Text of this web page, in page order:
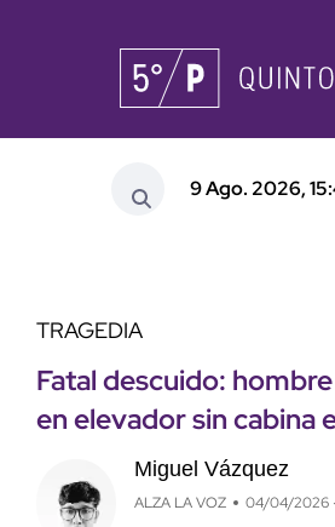
9 Ago. 2026,
TRAGEDIA
Fatal descuido:
en elevador sin cabina
Miguel Vázquez
ALZA LA VOZ 04/04/2026